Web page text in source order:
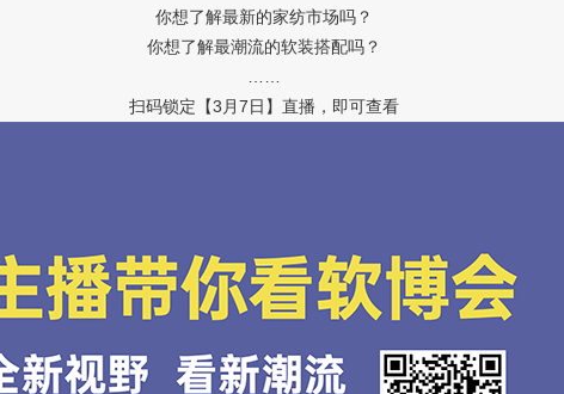
你想了解最新的家纺市场吗？
你想了解最潮流的软装搭配吗？
扫码锁定【3月7日】直播，即可查看